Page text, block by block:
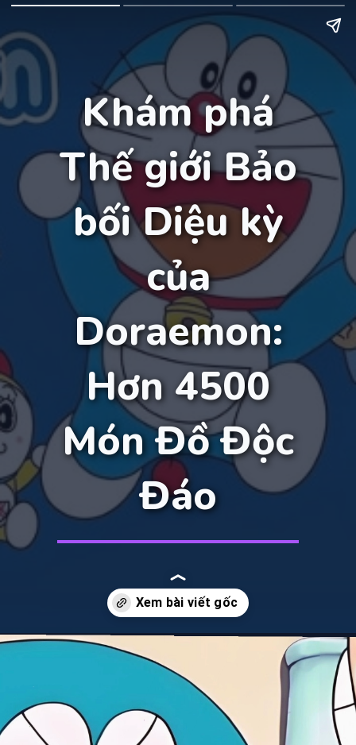
Khám phá
Thế giới Bảo
bối Diệu kỳ
của
Doraemon:
Hơn 4500
Món Đồ Độc
Đáo
https://manhua.edu.vn/ve-bao-boi-cua-doraemon